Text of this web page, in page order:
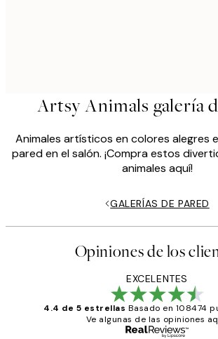
Artsy Animals galería
Animales artísticos en colores alegres
pared en el salón. ¡Compra estos
animales aquí!
GALERÍAS DE PARED
Opiniones de los
EXCELENTES
4.4 de 5 estrellas Basado en 108474
Ve algunas de las opiniones